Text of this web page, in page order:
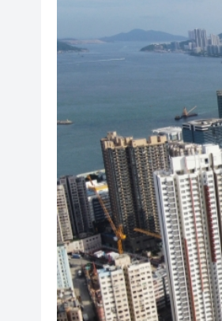
【收市盤
甘孜州民
【A股收
「誰來
深圳樓市
5月一手